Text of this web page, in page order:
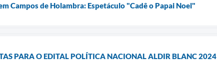
Campos de Holambra: Espetáculo "Cadê o Papai Noel"
PARA O EDITAL POLÍTICA NACIONAL ALDIR BLANC 2024